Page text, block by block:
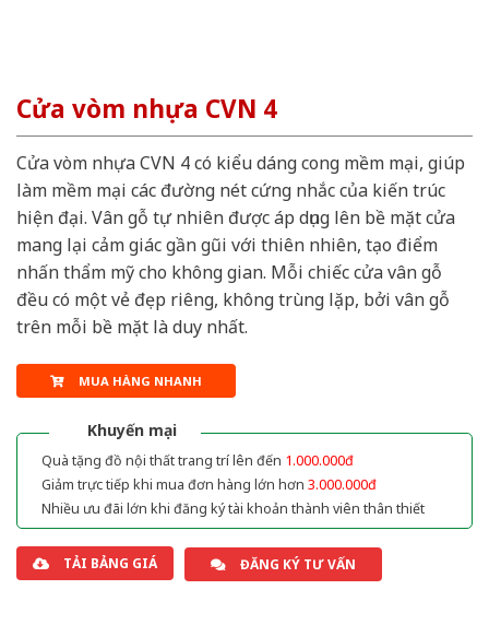
Cửa vòm nhựa CVN 4
Cửa vòm nhựa CVN 4 có kiểu dáng cong mềm mại, giúp
làm mềm mại các đường nét cứng nhắc của kiến trúc
hiện đại. Vân gỗ tự nhiên được áp dụng lên bề mặt cửa
mang lại cảm giác gần gũi với thiên nhiên, tạo điểm
nhấn thẩm mỹ cho không gian. Mỗi chiếc cửa vân gỗ
đều có một vẻ đẹp riêng, không trùng lặp, bởi vân gỗ
trên mỗi bề mặt là duy nhất.
MUA HÀNG NHANH
Khuyến mại
Quà tặng đồ nội thất trang trí lên đến 1.000.000đ
Giảm trực tiếp khi mua đơn hàng lớn hơn 3.000.000đ
Nhiều ưu đãi lớn khi đăng ký tài khoản thành viên thân thiết
TẢI BẢNG GIÁ ĐĂNG KÝ TƯ VẤN